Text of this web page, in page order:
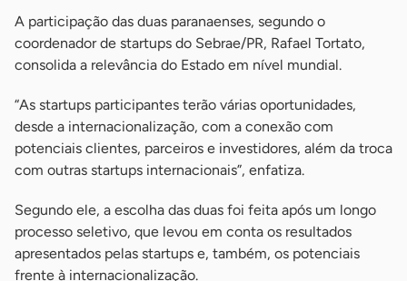
A participação das duas paranaenses, segundo o
coordenador de startups do Sebrae/PR, Rafael Tortato,
consolida a relevância do Estado em nível mundial.
“As startups participantes terão várias oportunidades,
desde a internacionalização, com a conexão com
potenciais clientes, parceiros e investidores, além da troca
com outras startups internacionais”, enfatiza.
Segundo ele, a escolha das duas foi feita após um longo
processo seletivo, que levou em conta os resultados
apresentados pelas startups e, também, os potenciais
frente à internacionalização.